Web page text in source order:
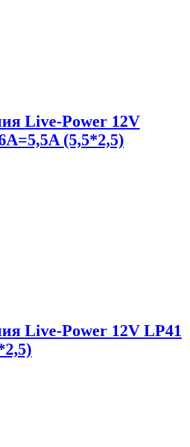
Live-Power 12V
(5,5*2,5)
Live-Power 12V LP41